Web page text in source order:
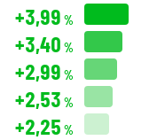
+3,99 %
+3,40 %
+2,99 %
+2,53 %
+2,25 %